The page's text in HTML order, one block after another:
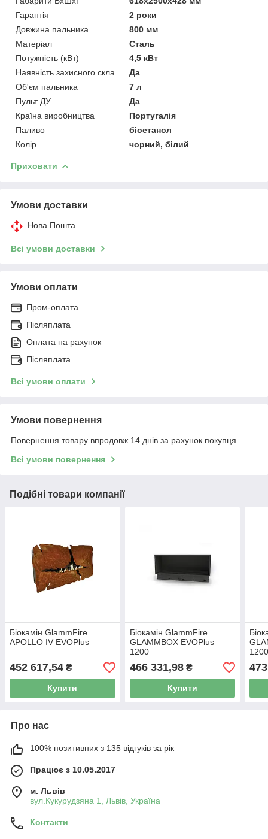
Гарантія
2 роки
Довжина пальника
800 мм
Матеріал
Сталь
Потужність (кВт)
4,5 кВт
Наявність захисного скла
Да
Об'єм пальника
7 л
Пульт ДУ
Да
Країна виробництва
Португалія
Паливо
біоетанол
Колір
чорний, білий
Приховати
Умови доставки
Нова Пошта
Всі умови доставки
Умови оплати
Пром-оплата
Післяплата
Оплата на рахунок
Післяплата
Всі умови оплати
Умови повернення
Повернення товару впродовж 14 днів за рахунок покупця
Всі умови повернення
Подібні товари компанії
Біокамін GlammFire
APOLLO IV EVOPlus
452 617,54 ₴
Купити
Біокамін GlammFire
GLAMMBOX EVOPlus
1200
466 331,98₴
Купити
Про нас
100% позитивних з 135 відгуків за рік
Працює з 10.05.2017
м. Львів
вул.Кукурудзяна 1, Львів, Україна
Контакти